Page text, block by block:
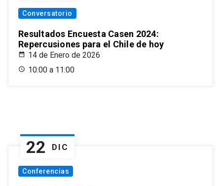
Conversatorio
Resultados Encuesta Casen 2024:
Repercusiones para el Chile de hoy
14 de Enero de 2026
10:00 a 11:00
22 DIC
Conferencias